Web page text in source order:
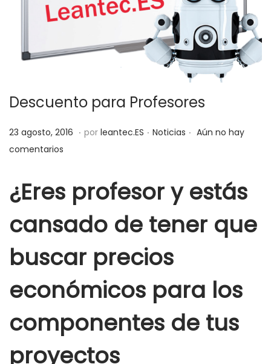
a
i
i
o
Descuento para Profesores
P
u
a
d
o
e
23 agosto, 2016
i
o
,
2
0
1
9
. por leantec.ES . P
i
c
a
d
o
e
n
Noticias . Aún no hay
comentarios
¿Eres profesor y estás
cansado de tener que
buscar precios
económicos para los
componentes de tus
proyectos